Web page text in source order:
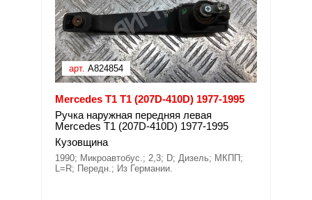
арт. A824854
Mercedes T1 T1 (207D-410D) 1977-1995
Ручка наружная передняя левая
Mercedes T1 (207D-410D) 1977-1995
Кузовщина
1990; Микроавтобус.; 2,3; D; Дизель; МКПП;
L=R; Передн.; Из Германии.